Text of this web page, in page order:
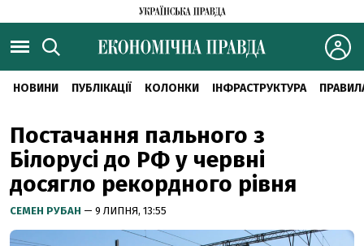
НОВИНИ ПУБЛІКАЦІЇ КОЛОНКИ ІНФРАСТРУКТУРА
Постачання пального з
Білорусі до РФ у червні
досягло рекордного рівня
СЕМЕН РУБАН — 9 ЛИПНЯ, 13:55